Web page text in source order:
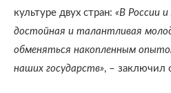
культуре двух стран: «В России
достойная и талантливая
обменяться накопленным
наших государств», – заключил